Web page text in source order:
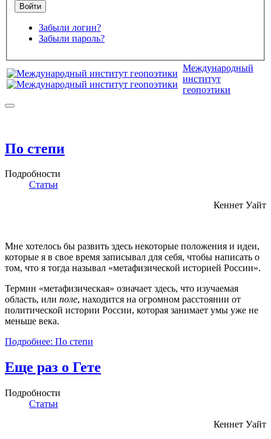
Забыли логин?
Забыли пароль?
Международный
институт
геопоэтики
По степи
Подробности
Статьи
Кеннет Уайт
Мне хотелось бы развить здесь некоторые положения и идеи,
которые я в свое время записывал для себя, чтобы написать о
том, что я тогда называл «метафизической историей России».
Термин «метафизическая» означает здесь, что изучаемая
область, или поле, находится на огромном расстоянии от
политической истории России, которая занимает умы уже не
меньше века.
Подробнее: По степи
Еще раз о Гете
Подробности
Статьи
Кеннет Уайт